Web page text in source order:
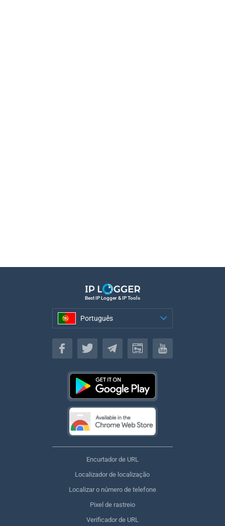
Best IP Logger & IP Tools
Português
Português
Encurtador de URL
Localizador de localização
Localizar o número de telefone
Pixel de rastreio
Verificador de URL